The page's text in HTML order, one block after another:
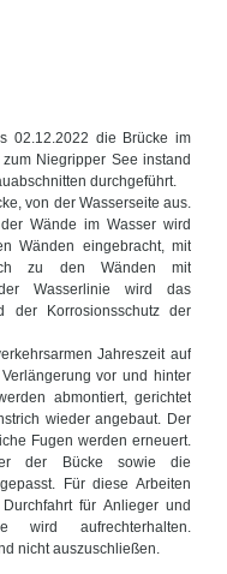
02.12.2022 die Brücke im
Niegripper See instand
durchgeführt.
von der Wasserseite aus.
Wände im Wasser wird
Wänden eingebracht, mit
zu den Wänden mit
Wasserlinie wird das
der Korrosionsschutz der
Jahreszeit auf
vor und hinter
abmontiert, gerichtet
wieder angebaut. Der
Fugen werden erneuert.
der Bücke sowie die
Für diese Arbeiten
für Anlieger und
wird aufrechterhalten.
nicht auszuschließen.